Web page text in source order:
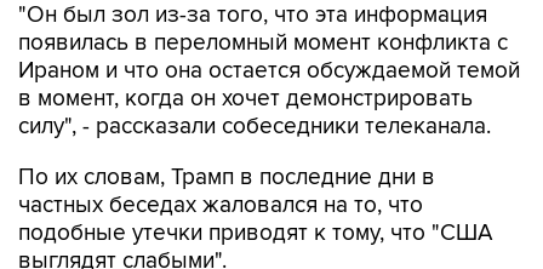
"Он был зол из-за того, что эта информация
появилась в переломный момент конфликта с
Ираном и что она остается обсуждаемой темой
в момент, когда он хочет демонстрировать
силу", - рассказали собеседники телеканала.
По их словам, Трамп в последние дни в
частных беседах жаловался на то, что
подобные утечки приводят к тому, что "США
выглядят слабыми".